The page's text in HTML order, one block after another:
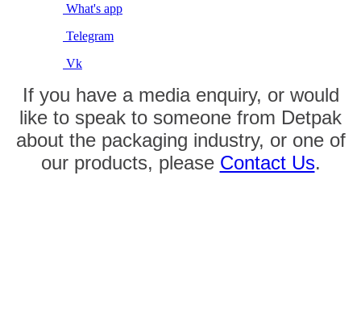
What's app
Telegram
Vk
If you have a media enquiry, or would
like to speak to someone from Detpak
about the packaging industry, or one of
our products, please Contact Us.